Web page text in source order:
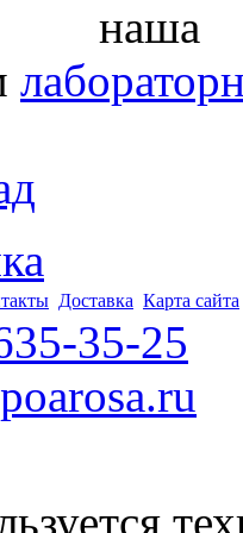
Доставка Карта сайта
35-25